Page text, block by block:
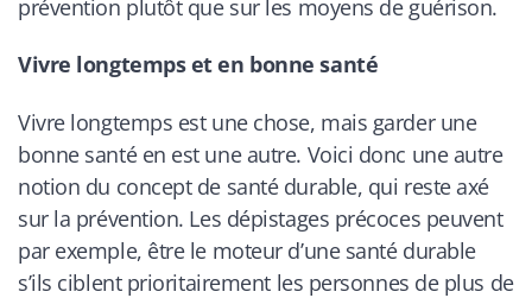
prévention plutôt que sur les moyens de guérison.
Vivre longtemps et en bonne santé
Vivre longtemps est une chose, mais garder une
bonne santé en est une autre. Voici donc une autre
notion du concept de santé durable, qui reste axé
sur la prévention. Les dépistages précoces peuvent
par exemple, être le moteur d’une santé durable
s’ils ciblent prioritairement les personnes de plus de